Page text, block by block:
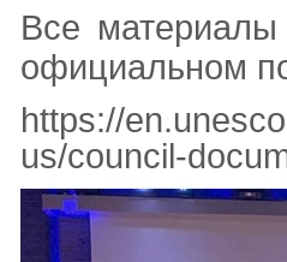
Все
официальном
https://
us/council-